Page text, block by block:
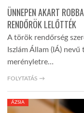
ÜNNEPEN AKART
RENDŐRÖK LELŐTTÉK
A török rendőrség
Iszlám Állam (IÁ)
merényletre…
FOLYTATÁS →
ÁZSIA